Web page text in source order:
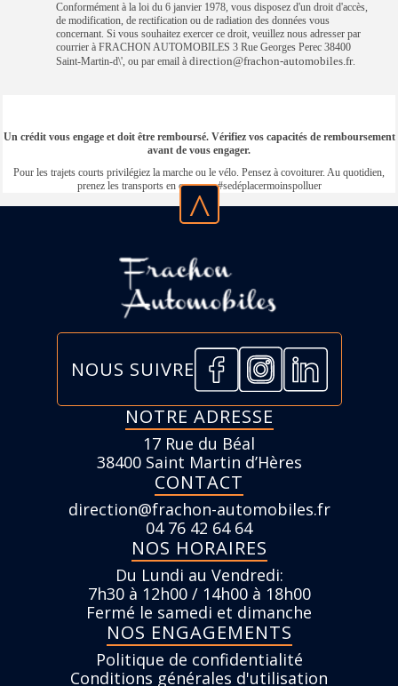
Conformément à la loi du 6 janvier 1978, vous disposez d'un droit d'accès,
de modification, de rectification ou de radiation des données vous
concernant. Si vous souhaitez exercer ce droit, veuillez nous adresser par
courrier à FRACHON AUTOMOBILES 3 Rue Georges Perec 38400
Saint-Martin-d\', ou par email à direction@frachon-automobiles.fr.
Un crédit vous engage et doit être remboursé. Vérifiez vos capacités de remboursement
avant de vous engager.
Pour les trajets courts privilégiez la marche ou le vélo. Pensez à covoiturer. Au quotidien,
prenez les transports en commun #sedéplacermoinspolluer
^
NOUS SUIVRE
NOTRE ADRESSE
17 Rue du Béal
38400 Saint Martin d’Hères
CONTACT
direction@frachon-automobiles.fr
04 76 42 64 64
NOS HORAIRES
Du Lundi au Vendredi:
7h30 à 12h00 / 14h00 à 18h00
Fermé le samedi et dimanche
NOS ENGAGEMENTS
Politique de confidentialité
Conditions générales d'utilisation